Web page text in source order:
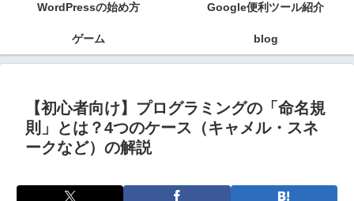
WordPressの始め方 Google便利ツール紹介
ゲーム blog
【初心者向け】プログラミングの「命名規
則」とは？4つのケース（キャメル・スネ
ークなど）の解説